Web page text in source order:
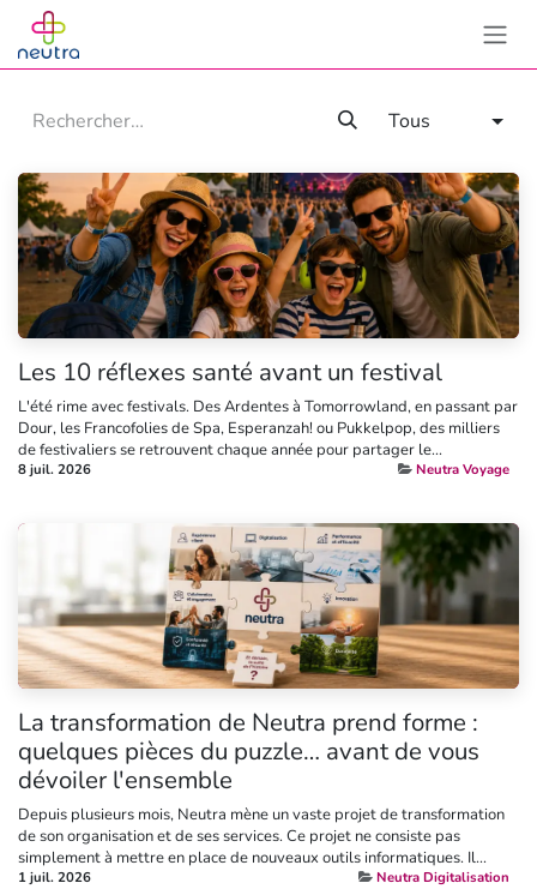
Se rendre au contenu
Tous
Les 10 réflexes santé avant un festival
L'été rime avec festivals. Des Ardentes à Tomorrowland, en passant par
Dour, les Francofolies de Spa, Esperanzah! ou Pukkelpop, des milliers
de festivaliers se retrouvent chaque année pour partager le...
8 juil. 2026 Neutra Voyage
La transformation de Neutra prend forme :
quelques pièces du puzzle… avant de vous
dévoiler l'ensemble
Depuis plusieurs mois, Neutra mène un vaste projet de transformation
de son organisation et de ses services. Ce projet ne consiste pas
simplement à mettre en place de nouveaux outils informatiques. Il...
1 juil. 2026 Neutra Digitalisation